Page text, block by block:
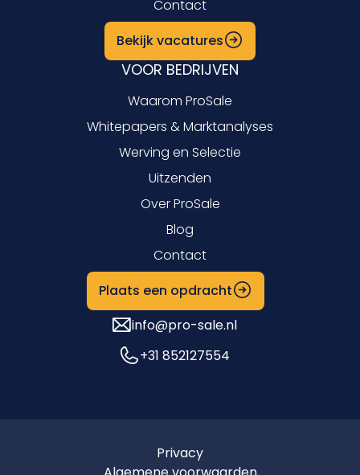
Contact
Bekijk vacatures
VOOR BEDRIJVEN
Waarom ProSale
Whitepapers & Marktanalyses
Werving en Selectie
Uitzenden
Over ProSale
Blog
Contact
Plaats een opdracht
info@pro-sale.nl
+31 852127554
Privacy